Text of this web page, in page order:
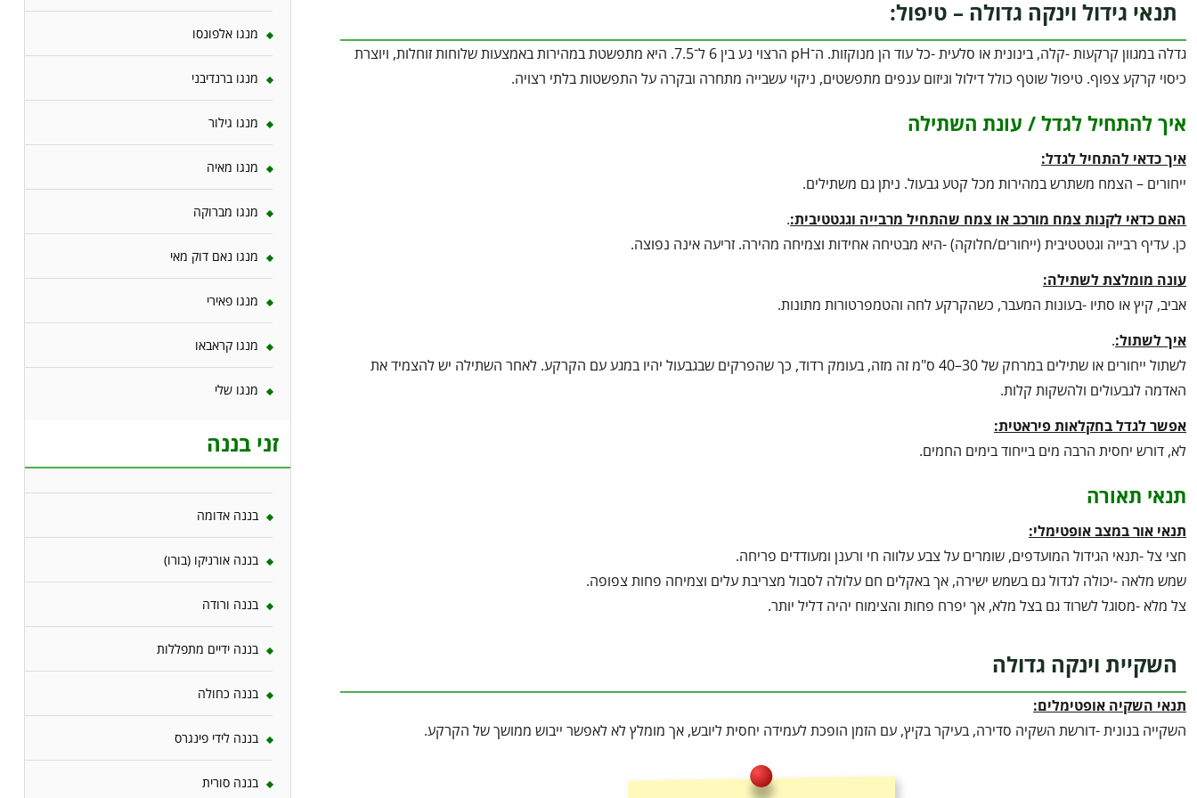
תנאי גידול וינקה גדולה – טיפול:
גדלה במגוון קרקעות -קלה, בינונית או סלעית -כל עוד הן מנוקזות. ה־pH הרצוי נע בין 6 ל־7.5. היא מתפשטת במהירות באמצעות שלוחות זוחלות, ויוצרת
כיסוי קרקע צפוף. טיפול שוטף כולל דילול וגיזום ענפים מתפשטים, ניקוי עשבייה מתחרה ובקרה על התפשטות בלתי רצויה.
איך להתחיל לגדל / עונת השתילה
איך כדאי להתחיל לגדל:
ייחורים – הצמח משתרש במהירות מכל קטע גבעול. ניתן גם משתילים.
האם כדאי לקנות צמח מורכב או צמח שהתחיל מרבייה וגגטטיבית:.
כן. עדיף רבייה וגטטטיבית (ייחורים/חלוקה) -היא מבטיחה אחידות וצמיחה מהירה. זריעה אינה נפוצה.
עונה מומלצת לשתילה:
אביב, קיץ או סתיו -בעונות המעבר, כשהקרקע לחה והטמפרטורות מתונות.
איך לשתול:.
לשתול ייחורים או שתילים במרחק של 30–40 ס"מ זה מזה, בעומק רדוד, כך שהפרקים שבגבעול יהיו במגע עם הקרקע. לאחר השתילה יש להצמיד את
האדמה לגבעולים ולהשקות קלות.
אפשר לגדל בחקלאות פיראטית:
לא, דורש יחסית הרבה מים בייחוד בימים החמים.
תנאי תאורה
תנאי אור במצב אופטימלי:
חצי צל -תנאי הגידול המועדפים, שומרים על צבע עלווה חי ורענן ומעודדים פריחה.
שמש מלאה -יכולה לגדול גם בשמש ישירה, אך באקלים חם עלולה לסבול מצריבת עלים וצמיחה פחות צפופה.
צל מלא -מסוגל לשרוד גם בצל מלא, אך יפרח פחות והצימוח יהיה דליל יותר.
השקיית וינקה גדולה
תנאי השקיה אופטימלים:
השקייה בנונית -דורשת השקיה סדירה, בעיקר בקיץ, עם הזמן הופכת לעמידה יחסית ליובש, אך מומלץ לא לאפשר ייבוש ממושך של הקרקע.
מנגו אלפונסו
מנגו ברנדיבני
מנגו גילור
מנגו מאיה
מנגו מברוקה
מנגו נאם דוק מאי
מנגו פאירי
מנגו קראבאו
מנגו שלי
זני בננה
בננה אדומה
בננה אורניקו (בורו)
בננה ורודה
בננה ידיים מתפללות
בננה כחולה
בננה לידי פינגרס
בננה סורית